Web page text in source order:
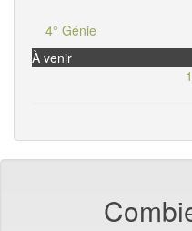
4° Génie
À venir